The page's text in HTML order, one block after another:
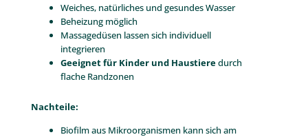
Weiches, natürliches und gesundes Wasser
Beheizung möglich
Massagedüsen lassen sich individuell
integrieren
Geeignet für Kinder und Haustieredurch
flache Randzonen
Nachteile:
Biofilm aus Mikroorganismen kann sich am